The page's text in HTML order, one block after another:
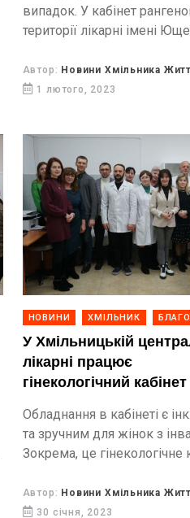
випадок. У кабінет
території лікарні імені
Автор: Новини Хмільника
1 лютого, 2023
НОВИНИ ХМІЛЬНИК
У Хмільницькій
лікарні працює
гінекологічний
Обладнання в кабінеті є
та зручним для жінок з
Зокрема, це гінекологічне
Автор: Новини Хмільника
30 січня, 2023